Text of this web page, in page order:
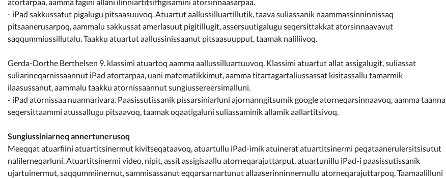
- iPad sakkussatut pigalugu pitsaasuuvoq. Atuartut aallussilluartillutik, taava suliassanik naammassinninnissaq
pitsaanerusarpoq, aammalu sakkussat amerlasuut pigitillugit, assersuutigalugu seqersittakkat atorsinnaavavut
saqqummiussillutalu. Taakku atuartut aallussinissaanut pitsaasuupput, taamak naliliivoq.
Gerda-Dorthe Berthelsen 9. klassimi atuartoq aamma aallussilluartuuvoq. Klassimi atuartut allat assigalugit, suliassat
suliarineqarnissaannut iPad atortarpaa, uani matematikkimut, aamma titartagartaliussassat kisitassallu tamarmik
ilaasussanut, aammalu taakku atornissaannut sungiussereersimalluni.
- iPad atornissaa nuannarivara. Paasissutissanik pissarsiniarluni ajornanngitsumik google atorneqarsinnaavoq, aamma taanna
seqersittaammi atussallugu pitsaavoq, taamak oqaatigaluni suliassaminik allamik aallartitsivoq.
Sungiussiniarneq annertunerusoq
Meeqqat atuarfiini atuartitsinermut kivitseqataavoq, atuartullu iPad-imik atuinerat atuartitsinermi peqataanerulersitsisutut
nalilerneqarluni. Atuartitsinermi video, nipit, assit assigisaallu atorneqarajuttarput, atuartunillu iPad-i paasissutissanik
ujartuinermut, saqqummiinernut, sammisassanut eqqarsarnartunut allaaserinninnernullu atorneqarajuttarpoq. Taamaalilluni